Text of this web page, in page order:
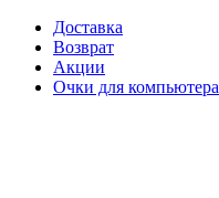
Доставка
Возврат
Акции
Очки для компьютера